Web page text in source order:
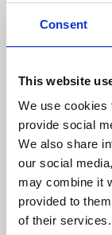
Consent
This website
We use cookies
provide social
We also share
our social
may combine it
provided to
of their services.
ένα καλύτερο